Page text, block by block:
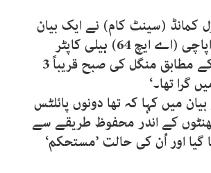
کمانڈ (سینٹ کام) نے ایک بیان
میں بتایا کہ ’اپاچی (اے ایچ 64) ہیلی کاپٹر
مقامی وقت کے مطابق منگل کی صبح قریباً 3
گرا تھا۔‘
میں کہا کہ تھا دونوں پائلٹس
کے اندر محفوظ طریقے سے
گیا اور اُن کی حالت ’مستحکم‘